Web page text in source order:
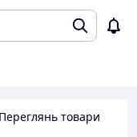
товари